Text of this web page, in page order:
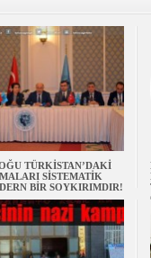
TÜRKİSTAN’DAKİ
SİSTEMATİK
BİR SOYKIRIMDIR!